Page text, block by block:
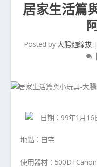
居家生活篇
Posted by 大腸麵線拔|
|
日期：99年1月16
地點：自宅
使用器材：